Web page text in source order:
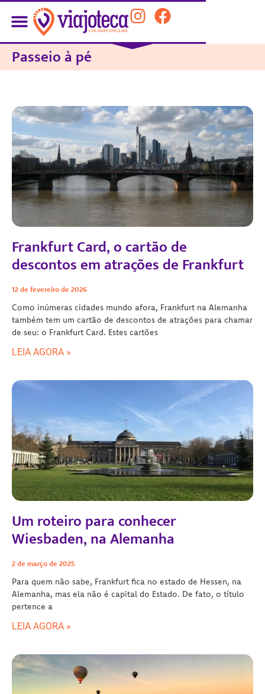
Passeio à pé
Frankfurt Card, o cartão de
descontos em atrações de Frankfurt
12 de fevereiro de 2026
Como inúmeras cidades mundo afora, Frankfurt na Alemanha
também tem um cartão de descontos de atrações para chamar
de seu: o Frankfurt Card. Estes cartões
LEIA AGORA »
Um roteiro para conhecer
Wiesbaden, na Alemanha
2 de março de 2025
Para quem não sabe, Frankfurt fica no estado de Hessen, na
Alemanha, mas ela não é capital do Estado. De fato, o título
pertence a
LEIA AGORA »